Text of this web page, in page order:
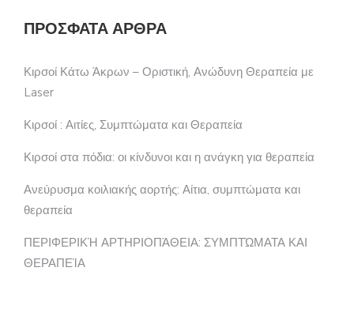
ΠΡΌΣΦΑΤΑ ΆΡΘΡΑ
Κιρσοί Κάτω Άκρων – Οριστική, Ανώδυνη Θεραπεία με
Laser
Κιρσοί : Αιτίες, Συμπτώματα και Θεραπεία
Κιρσοί στα πόδια: οι κίνδυνοι και η ανάγκη για θεραπεία
Ανεύρυσμα κοιλιακής αορτής: Αίτια, συμπτώματα και
θεραπεία
ΠΕΡΙΦΕΡΙΚΉ ΑΡΤΗΡΙΟΠΆΘΕΙΑ: ΣΥΜΠΤΏΜΑΤΑ ΚΑΙ
ΘΕΡΑΠΕΊΑ